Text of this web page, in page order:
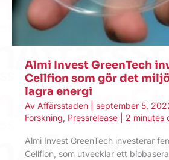
Almi Invest GreenTech
Cellfion som gör det
lagra energi
Av Affärsstaden september 5,
Forskning, Pressrelease 2 minutes
Almi Invest GreenTech investerar
Cellfion, som utvecklar ett